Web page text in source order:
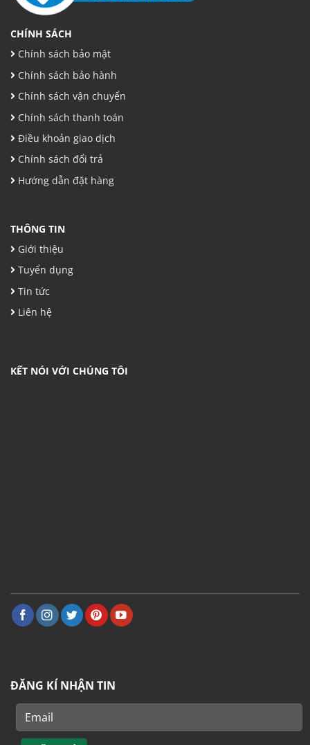
CHÍNH SÁCH
Chính sách bảo mật
Chính sách bảo hành
Chính sách vận chuyển
Chính sách thanh toán
Điều khoản giao dịch
Chính sách đổi trả
Hướng dẫn đặt hàng
THÔNG TIN
Giới thiệu
Tuyển dụng
Tin tức
Liên hệ
KẾT NÓI VỚI CHÚNG TÔI
ĐĂNG KÍ NHẬN TIN